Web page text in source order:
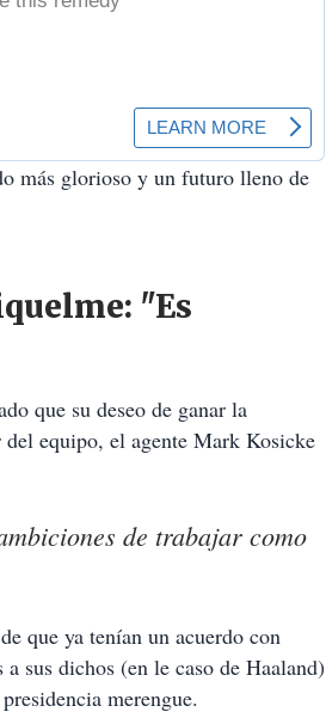
más glorioso y un futuro lleno de
"Es
que su deseo de ganar la
equipo, el agente Mark Kosicke
de trabajar como
que ya tenían un acuerdo con
sus dichos (en le caso de Haaland)
merengue.